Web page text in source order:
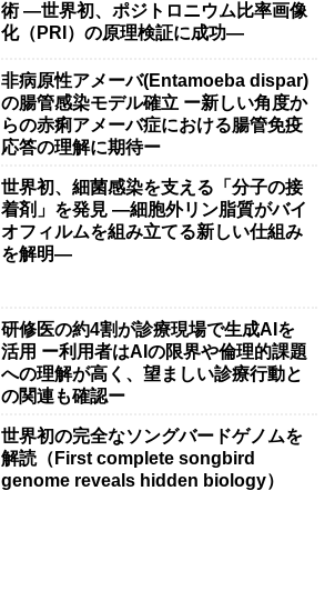
術 ―世界初、ポジトロニウム比率画像
化（PRI）の原理検証に成功―
非病原性アメーバ(Entamoeba dispar)
の腸管感染モデル確立 ー新しい角度か
らの赤痢アメーバ症における腸管免疫
応答の理解に期待ー
世界初、細菌感染を支える「分子の接
着剤」を発見 ―細胞外リン脂質がバイ
オフィルムを組み立てる新しい仕組み
を解明―
研修医の約4割が診療現場で生成AIを
活用 ー利用者はAIの限界や倫理的課題
への理解が高く、望ましい診療行動と
の関連も確認ー
世界初の完全なソングバードゲノムを
解読（First complete songbird
genome reveals hidden biology）